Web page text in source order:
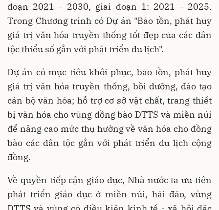
đoạn 2021 - 2030, giai đoạn 1: 2021 - 2025.
Trong Chương trình có Dự án "Bảo tồn, phát huy
giá trị văn hóa truyền thống tốt đẹp của các dân
tộc thiểu số gắn với phát triển du lịch".
Dự án có mục tiêu khôi phục, bảo tồn, phát huy
giá trị văn hóa truyền thống, bồi dưỡng, đào tạo
cán bộ văn hóa; hỗ trợ cơ sở vật chất, trang thiết
bị văn hóa cho vùng đồng bào DTTS và miền núi
để nâng cao mức thụ hưởng về văn hóa cho đồng
bào các dân tộc gắn với phát triển du lịch cộng
đồng.
Về quyền tiếp cận giáo dục, Nhà nước ta ưu tiên
phát triển giáo dục ở miền núi, hải đảo, vùng